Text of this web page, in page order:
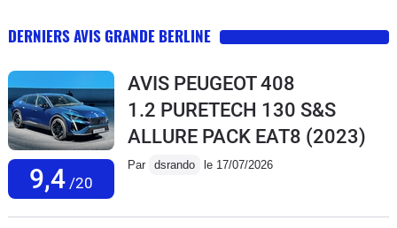
DERNIERS AVIS GRANDE BERLINE
9,4 /20
AVIS PEUGEOT 408
1.2 PURETECH 130 S&S
ALLURE PACK EAT8 (2023)
Par dsrando le 17/07/2026